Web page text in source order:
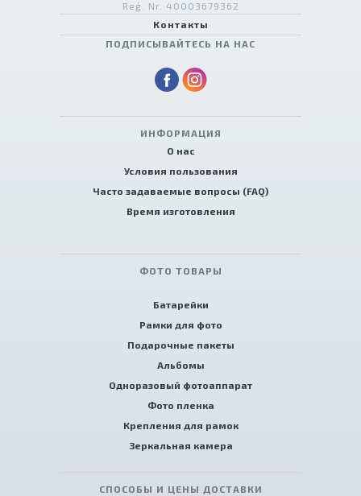
Reģ. Nr. 40003679362
Контакты
ПОДПИСЫВАЙТЕСЬ НА НАС
ИНФОРМАЦИЯ
О нас
Условия пользования
Часто задаваемые вопросы (FAQ)
Время изготовления
ФОТО ТОВАРЫ
Батарейки
Рамки для фото
Подарочные пакеты
Альбомы
Одноразовый фотоаппарат
Фото пленка
Крепления для рамок
Зеркальная камера
СПОСОБЫ И ЦЕНЫ ДОСТАВКИ